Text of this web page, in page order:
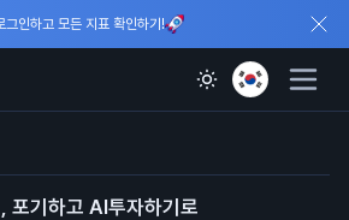
그인하고 모든 지표 확인하기!
포기하고 AI투자하기로